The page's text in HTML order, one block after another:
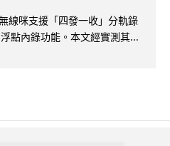
線咪支援「四發一收」分軌錄
點內錄功能。本文經實測其...